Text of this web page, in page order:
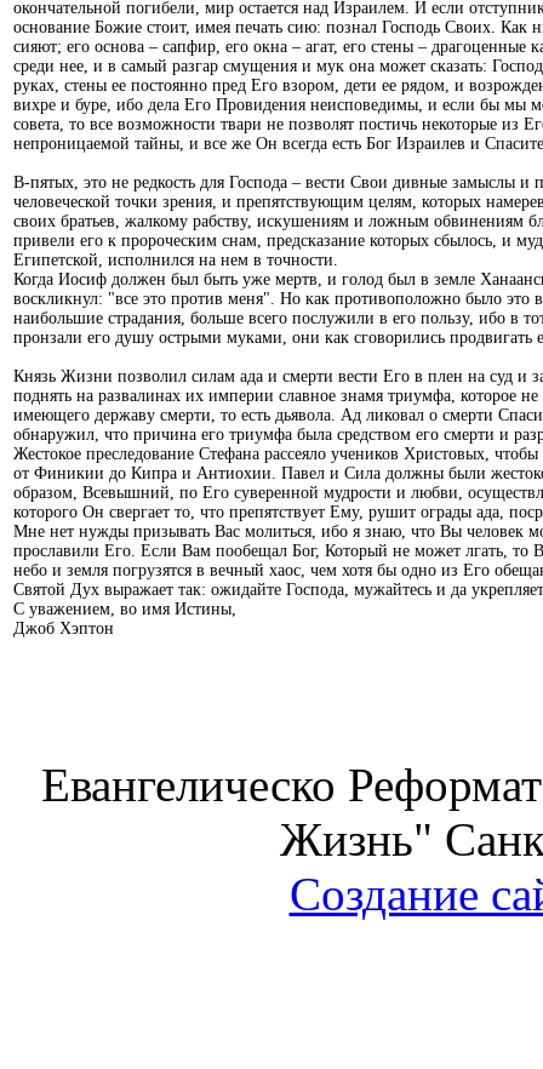
окончательной погибели, мир остается над Израилем. И если
основание Божие стоит, имея печать сию: познал Господь Своих.
сияют; его основа – сапфир, его окна – агат, его стены –
среди нее, и в самый разгар смущения и мук она может сказать:
руках, стены ее постоянно пред Его взором, дети ее рядом, и
вихре и буре, ибо дела Его Провидения неисповедимы, и если бы мы
совета, то все возможности твари не позволят постичь некоторые из
непроницаемой тайны, и все же Он всегда есть Бог Израилев и
В-пятых, это не редкость для Господа – вести Свои дивные замыслы
человеческой точки зрения, и препятствующим целям, которых
своих братьев, жалкому рабству, искушениям и ложным обвинениям
привели его к пророческим снам, предсказание которых сбылось, и
Египетской, исполнился на нем в точности.
Когда Иосиф должен был быть уже мертв, и голод был в земле
воскликнул: "все это против меня". Но как противоположно было
наибольшие страдания, больше всего послужили в его пользу, ибо в
пронзали его душу острыми муками, они как сговорились продвигать
Князь Жизни позволил силам ада и смерти вести Его в плен на суд и
поднять на развалинах их империи славное знамя триумфа, которое
имеющего державу смерти, то есть дьявола. Ад ликовал о смерти
обнаружил, что причина его триумфа была средством его смерти и
Жестокое преследование Стефана рассеяло учеников Христовых,
от Финикии до Кипра и Антиохии. Павел и Сила должны были
образом, Всевышний, по Его суверенной мудрости и любви,
которого Он свергает то, что препятствует Ему, рушит ограды ада,
Мне нет нужды призывать Вас молиться, ибо я знаю, что Вы человек
прославили Его. Если Вам пообещал Бог, Который не может лгать, то
небо и земля погрузятся в вечный хаос, чем хотя бы одно из Его
Святой Дух выражает так: ожидайте Господа, мужайтесь и да
С уважением, во имя Истины,
Джоб Хэптон
Евангелическо
Жизнь"
Создание